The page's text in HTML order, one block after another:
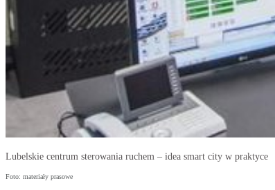
Lubelskie centrum sterowania ruchem – idea smart city w praktyce
Foto: materiały prasowe